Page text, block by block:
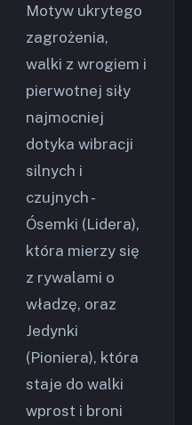
Motyw ukrytego
zagrożenia,
walki z wrogiem i
pierwotnej siły
najmocniej
dotyka wibracji
silnych i
czujnych -
Ósemki (Lidera),
która mierzy się
z rywalami o
władzę, oraz
Jedynki
(Pioniera), która
staje do walki
wprost i broni